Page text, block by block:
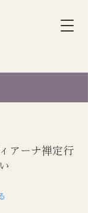
アーナ禅定行